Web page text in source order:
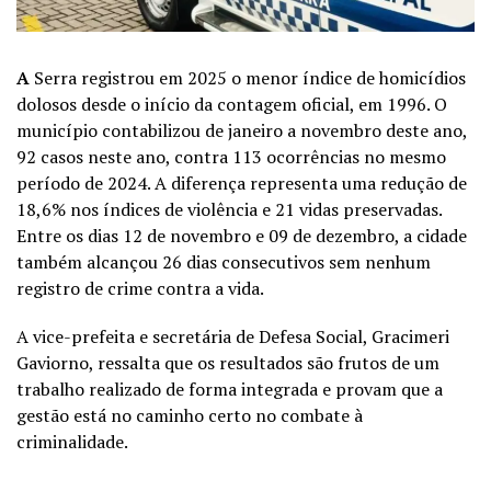
A Serra registrou em 2025 o menor índice de homicídios
dolosos desde o início da contagem oficial, em 1996. O
município contabilizou de janeiro a novembro deste ano,
92 casos neste ano, contra 113 ocorrências no mesmo
período de 2024. A diferença representa uma redução de
18,6% nos índices de violência e 21 vidas preservadas.
Entre os dias 12 de novembro e 09 de dezembro, a cidade
também alcançou 26 dias consecutivos sem nenhum
registro de crime contra a vida.
A vice-prefeita e secretária de Defesa Social, Gracimeri
Gaviorno, ressalta que os resultados são frutos de um
trabalho realizado de forma integrada e provam que a
gestão está no caminho certo no combate à
criminalidade.